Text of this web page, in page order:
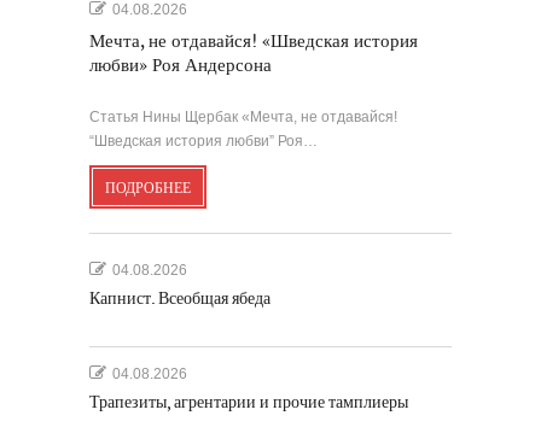
04.08.2026
Мечта, не отдавайся! «Шведская история
любви» Роя Андерсона
Статья Нины Щербак «Мечта, не отдавайся!
“Шведская история любви” Роя…
ПОДРОБНЕЕ
04.08.2026
Капнист. Всеобщая ябеда
04.08.2026
Трапезиты, агрентарии и прочие тамплиеры